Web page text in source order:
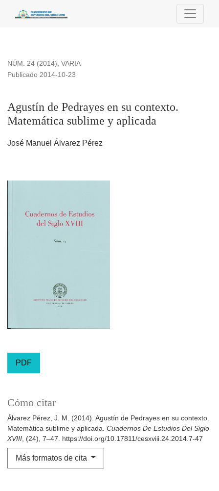
Agustín de Pedrayes en su contexto. Matemática sublime y
NÚM. 24 (2014), VARIA
Agustín de Pedrayes en su contexto.
Matemática sublime y aplicada
Publicado 2014-10-23
José Manuel Álvarez Pérez
PDF
Cómo citar
Álvarez Pérez, J. M. (2014). Agustín de Pedrayes en su contexto.
Matemática sublime y aplicada. Cuadernos De Estudios Del Siglo
XVIII , (24), 7–47. https://doi.org/10.17811/cesxviii.24.2014.7-47
Más formatos de cita